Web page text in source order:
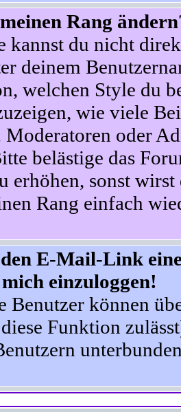
Rang
kannst du nicht
deinem
welchen Style du
wie viele
Moderatoren oder
belästige das
erhöhen, sonst
Rang einfach
E-Mail-Link
einzuloggen!
Benutzer können
Funktion